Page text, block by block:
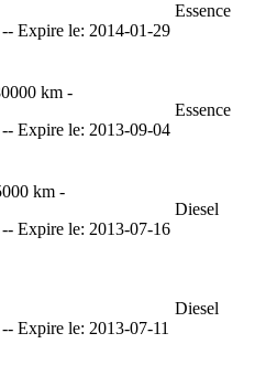
Expire le: 2014-01-29
Essence
km -
Expire le: 2013-09-04
Essence
km -
Expire le: 2013-07-16
Diesel
Expire le: 2013-07-11
Diesel